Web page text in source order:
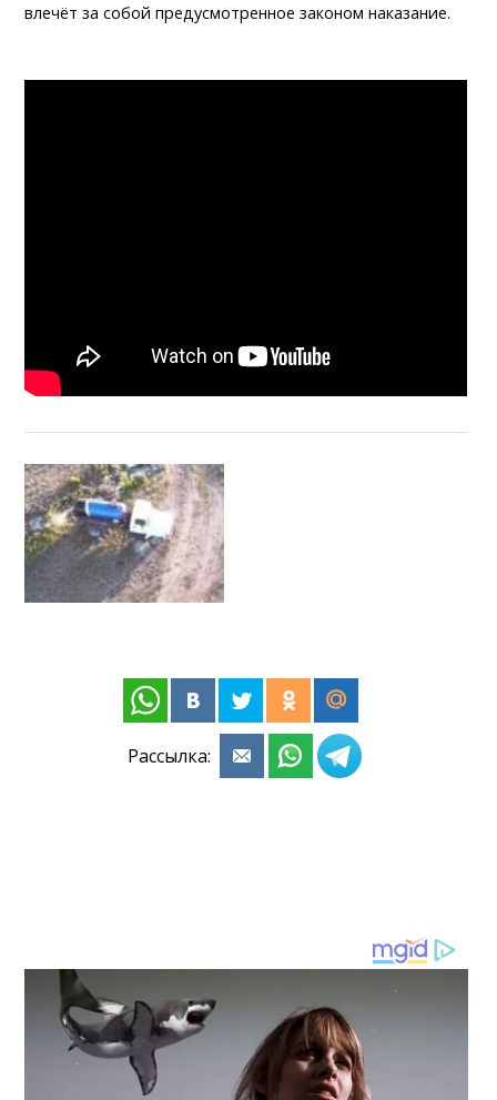
влечёт за собой предусмотренное законом наказание.
Рассылка: